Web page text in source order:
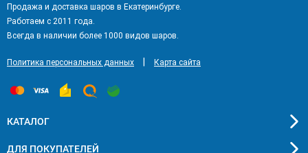
Продажа и доставка шаров в Екатеринбурге.
Работаем с 2011 года.
Всегда в наличии более 1000 видов шаров.
Политика персональных данных Карта сайта
КАТАЛОГ
ДЛЯ ПОКУПАТЕЛЕЙ